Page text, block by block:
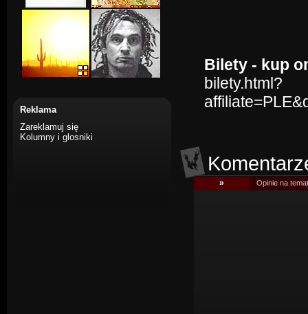
Reklama
Zareklamuj się
Kolumny i glosniki
Bilety - kup
bilety.html?
» Opinie na